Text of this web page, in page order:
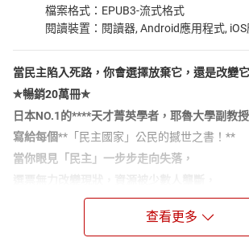
檔案格式：EPUB3-流式格式
閱讀裝置：閱讀器, Android應用程式,
當民主陷入死路，你會選擇放棄它，還是改變
✯暢銷20萬冊✯
日本NO.1的****天才菁英學者，耶魯大學副教
寫給每個**「民主國家」公民的撼世之書！**
當你眼見「民主」一步步走向失落，
甚至開始有人嚮往獨裁國家的安定和效率，
生在民主國家的我們，還能為自己的國家做什麼
查看更多